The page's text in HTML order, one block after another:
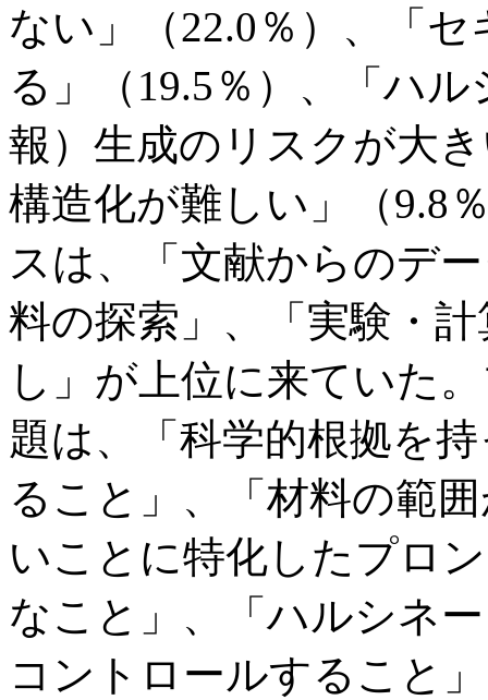
ない」（22.0％）、「
る」（19.5％）、「ハ
報）生成のリスクが大
構造化が難しい」（9.8
スは、「文献からのデ
料の探索」、「実験・
し」が上位に来ていた
題は、「科学的根拠を
ること」、「材料の範
いことに特化したプロ
なこと」、「ハルシネ
コントロールすること